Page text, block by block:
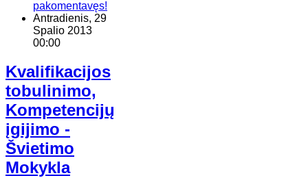
pakomentavęs!
Antradienis, 29
Spalio 2013
00:00
Kvalifikacijos
tobulinimo,
Kompetencijų
įgijimo -
Švietimo
Mokykla